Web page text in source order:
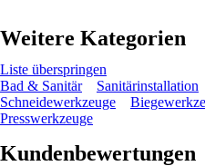
Weitere Kategorien
Liste überspringen
Bad & Sanitär
Sanitärinstallation
Schneidewerkzeuge
Presswerkzeuge
Kundenbewertungen